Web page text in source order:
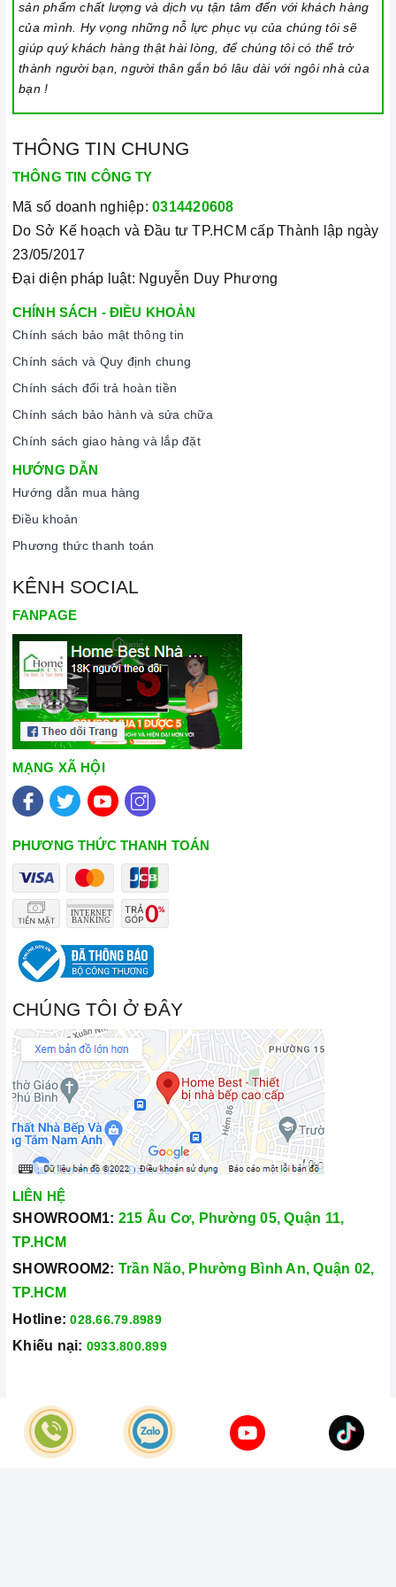
và để ngăn mọi tác động làm thay đổi các cài đặt trong quá
trình nấu. Tất cả các nút sẽ bị khóa và chương trình nấu vẫn
sẽ tiếp tục chạy khi sử dụng tính năng này. Để kích hoạt
hoặc tắt tính năng này, nhấn giữ biểu tượng khóa trong vài
thật nhẹ để tránh làm trầy xước mặt bếp.
Đối với các vết bẩn cứng đầu, có thể dùng giấy ướt hoặc chất
tẩy rửa chuyên dụng để lau mặt bếp.
Lưu ý chỉ nên thực hiện việc này khi bếp đã nguội và cách xa
bếp để tránh làm trầy xước, ảnh hưởng đến cảm ứng bếp từ.
Cam kết hàng chính hãng:
phẩm chính hãng 100%, có nguồn gốc, xuất xứ và chứng từ
lắp đặt, chế độ bảo hành chính hãng, hậu mãi chuyên
nghiệp, đảm bảo rằng quý khách sẽ có trải nghiệm tuyệt vời
Vận chuyển lắp đặt nhanh chóng:Đội ngũ tư vấn viên,
nhân viên và kỹ thuật viên chuyên nghiệp, tận tâm sẽ đồng
hành cùng quý khách trong quá trình mua sắm và sử dụng
sản phẩm.
Đến với Home Best, chúng tôi tự hào cung cấp đến khách hàng
đa dạng các dòng bếp từ FASTER nổi tiếng, cam kết về chất
lượng và nguồn gốc sản phẩm chính hãng. Chúng tôi tự tin
mang đến cho quý khách hàng dịch vụ chăm sóc khách hàng
tận tâm và chính sách bảo hành, hậu mãi chuyên nghiệp nhất.
Xem thêm tại đây: Home Best Care - Trung tâm bảo trì, sửa
chữa thiết bị nhà bếp cao cấp
sản phẩm chất lượng và dịch vụ tận tâm đến với khách hàng
của mình. Hy vọng những nỗ lực phục vụ của chúng tôi sẽ
giúp quý khách hàng thật hài lòng, để chúng tôi có thể trở
thành người bạn, người thân gắn bó lâu dài với ngôi nhà của
bạn !
THÔNG TIN CHUNG
THÔNG TIN CÔNG TY
Mã số doanh nghiệp: 0314420608
Do Sở Kế hoạch và Đầu tư TP.HCM cấp Thành lập ngày
23/05/2017
Đại diện pháp luật: Nguyễn Duy Phương
CHÍNH SÁCH - ĐIỀU KHOẢN
Chính sách bảo mật thông tin
Chính sách và Quy định chung
Chính sách đổi trả hoàn tiền
Chính sách bảo hành và sửa chữa
Chính sách giao hàng và lắp đặt
HƯỚNG DẪN
Hướng dẫn mua hàng
Điều khoản
Phương thức thanh toán
KÊNH SOCIAL
FANPAGE
MẠNG XÃ HỘI
PHƯƠNG THỨC THANH TOÁN
CHÚNG TÔI Ở ĐÂY
LIÊN HỆ
SHOWROOM1: 215 Âu Cơ, Phường 05, Quận 11,
TP.HCM
SHOWROOM2: Trần Não, Phường Bình An, Quận 02,
TP.HCM
Hotline: 028.66.79.8989
Khiếu nại: 0933.800.899
© Bản quyền thuộc vềCông Ty TNHH Home Best Việt Nam
Cung cấp bởi
Sapo